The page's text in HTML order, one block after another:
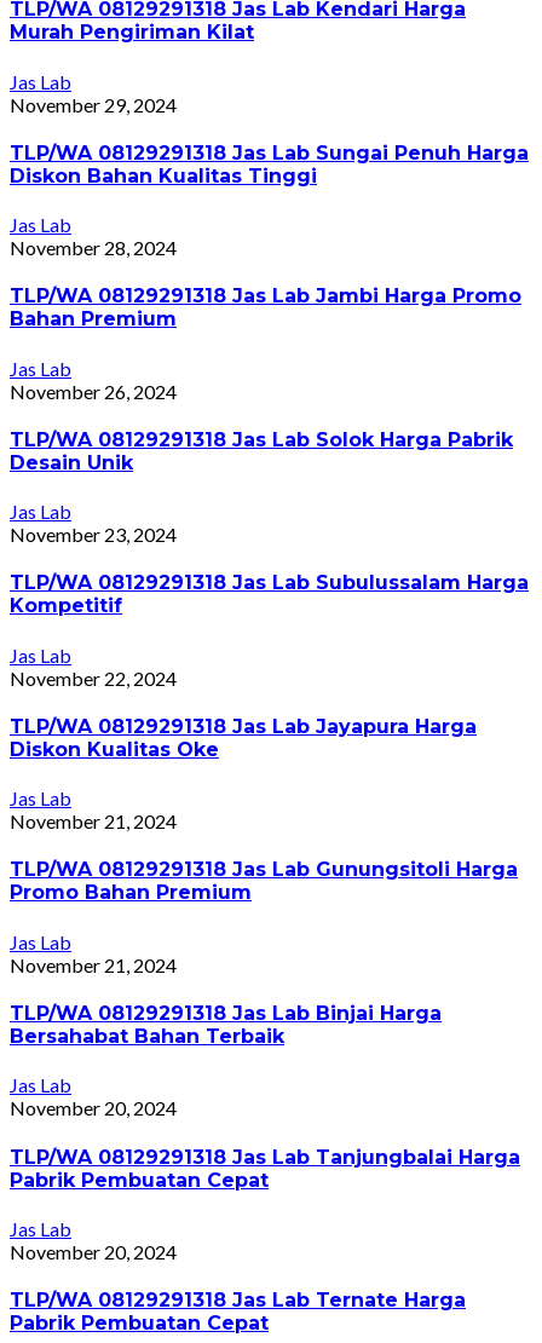
TLP/WA 08129291318 Jas Lab Kendari Harga
Murah Pengiriman Kilat
Jas Lab
November 29, 2024
TLP/WA 08129291318 Jas Lab Sungai Penuh Harga
Diskon Bahan Kualitas Tinggi
Jas Lab
November 28, 2024
TLP/WA 08129291318 Jas Lab Jambi Harga Promo
Bahan Premium
Jas Lab
November 26, 2024
TLP/WA 08129291318 Jas Lab Solok Harga Pabrik
Desain Unik
Jas Lab
November 23, 2024
TLP/WA 08129291318 Jas Lab Subulussalam Harga
Kompetitif
Jas Lab
November 22, 2024
TLP/WA 08129291318 Jas Lab Jayapura Harga
Diskon Kualitas Oke
Jas Lab
November 21, 2024
TLP/WA 08129291318 Jas Lab Gunungsitoli Harga
Promo Bahan Premium
Jas Lab
November 21, 2024
TLP/WA 08129291318 Jas Lab Binjai Harga
Bersahabat Bahan Terbaik
Jas Lab
November 20, 2024
TLP/WA 08129291318 Jas Lab Tanjungbalai Harga
Pabrik Pembuatan Cepat
Jas Lab
November 20, 2024
TLP/WA 08129291318 Jas Lab Ternate Harga
Pabrik Pembuatan Cepat